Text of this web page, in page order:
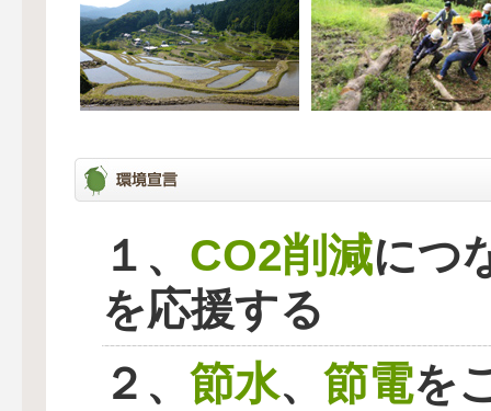
１、 CO2削減につ
を応援する
２、 節水、 節電を